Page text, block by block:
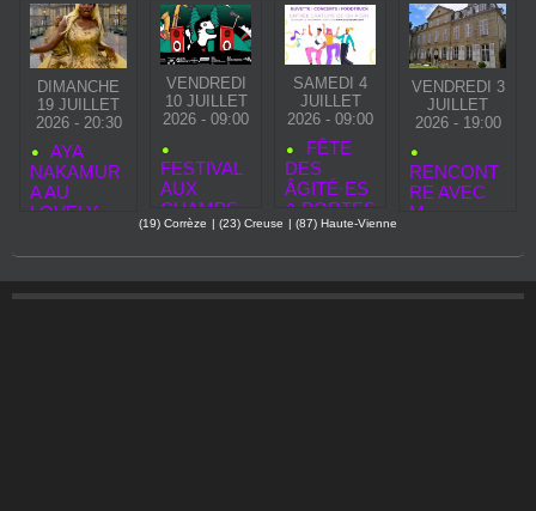
DIMANCHE
19 JUILLET
2026 - 20:30
AYA
NAKAMUR
A AU
LOVELY
FESTIVAL
VENDREDI
10 JUILLET
2026 - 09:00
FESTIVAL
AUX
CHAMPS
2026 :
LA
SAMEDI 4
JUILLET
2026 - 09:00
FÊTE
DES
ÂGITÉ·ES
& PORTES
OUVERTE
DES
VENDREDI 3
JUILLET
2026 - 19:00
RENCONT
RE AVEC
M.
SOUS‑PRÉ
BRIVE :
(19) Corrèze | (23) Creuse | (87) Haute-Vienne